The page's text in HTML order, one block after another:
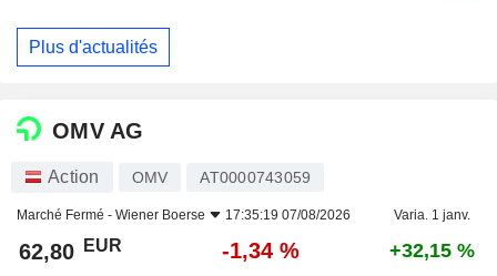
Plus d'actualités
OMV AG
Action OMV AT0000743059
Marché Fermé - Wiener Boerse 17:35:19 07/08/2026 Varia. 1 janv.
62,80 EUR -1,34 % +32,15 %